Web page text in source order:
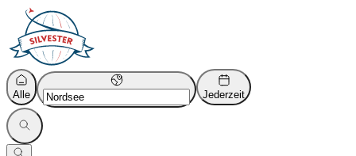
Alle Jederzeit